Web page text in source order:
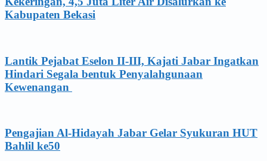
Kabupaten Bekasi
Lantik Pejabat Eselon II-III, Kajati Jabar Ingatkan
Hindari Segala bentuk Penyalahgunaan
Kewenangan
Pengajian Al-Hidayah Jabar Gelar Syukuran HUT
Bahlil ke50